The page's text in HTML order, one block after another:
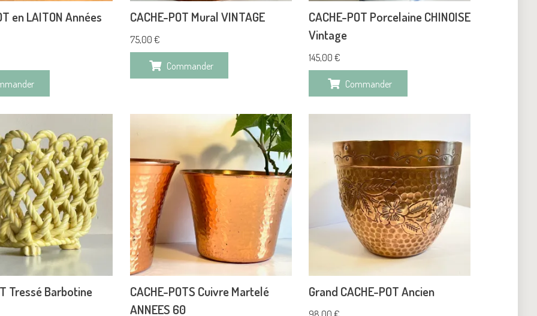
en LAITON Années CACHE-POT Mural VINTAGE
75,00 €
Commander
CACHE-POT Porcelaine CHINOISE
Vintage
145,00€
Commander
Tressé Barbotine
CACHE-POTS Cuivre Martelé
ANNEES 60
Grand CACHE-POT Ancien